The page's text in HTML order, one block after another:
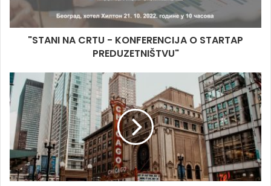
"STANI NA CRTU - KONFERENCIJA O STARTAP
PREDUZETNIŠTVU"